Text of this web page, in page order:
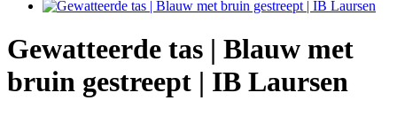
Gewatteerde tas | Blauw met
bruin gestreept | IB Laursen